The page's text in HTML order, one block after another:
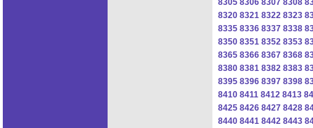
8320 8321 8322 8323
8335 8336 8337 8338
8350 8351 8352 8353
8365 8366 8367 8368
8380 8381 8382 8383
8395 8396 8397 8398
8410 8411 8412 8413
8425 8426 8427 8428
8440 8441 8442 8443